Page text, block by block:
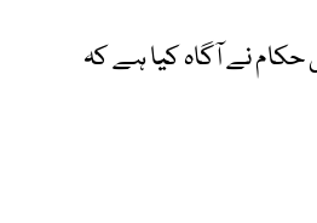
حکام نے آگاہ کیا ہے کہ